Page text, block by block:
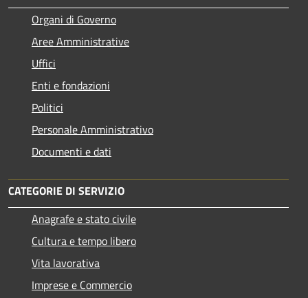
Organi di Governo
Aree Amministrative
Uffici
Enti e fondazioni
Politici
Personale Amministrativo
Documenti e dati
CATEGORIE DI SERVIZIO
Anagrafe e stato civile
Cultura e tempo libero
Vita lavorativa
Imprese e Commercio